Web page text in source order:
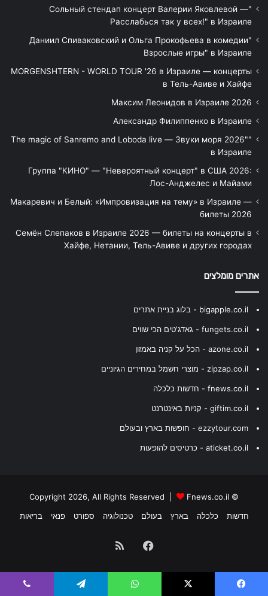
"Сольный стендап концерт Валерии Яковлевой —
Расслабься так у всех!" в Израиле
"Даниил Спиваковский и Ольга Прокофьева в комедии
Взрослые игры" в Израиле
MORGENSHTERN - WORLD TOUR '26 в Израиле — концерты
в Тель-Авиве и Хайфе
Максим Леонидов в Израиле 2026
Александр Филиппенко в Израиле
"The magic of Sanremo and Loboda live — Звуки моря 2026"
в Израиле
Группа "КИНО" — "Невероятный концерт" в США 2026:
Лос-Анджелес и Майами
Макаревич и Белый: «Импровизация на тему» в Израиле —
билеты 2026
Семён Слепаков в Израиле 2026 — билеты на концерты в
Хайфе, Нетании, Тель-Авиве и других городах
אתרים מומלצים
bigapple.co.il - בלוג בניית אתרים
fungets.co.il - גאדג'טים הכי שווים
azone.co.il - הכל על קניה באמזון
zipzap.co.il - מוצרי חשמל במחירים הגיוניים
fnews.co.il - חדשות כלכלה
giftim.co.il - קניות באינטרנט
ezzytour.com - חופשות בארץ ובעולם
aticket.co.il - כרטיסים להופעות
© Copyright 2026, All Rights Reserved |
Fnews.co.il
חדשות
כלכלה בארץ בעולם טכנולוגיה ספורט פנאי בריאות
Facebook